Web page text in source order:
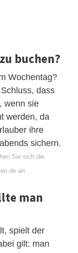
buchen?
Wochentag?
dass
wenn sie
werden, da
ihre
sichern.
Sie sich die
an
man
spielt der
gilt: man